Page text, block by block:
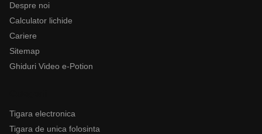
Despre noi
Calculator lichide
Cariere
Sitemap
Ghiduri Video e-Potion
Tigara electronica
Tigara de unica folosinta